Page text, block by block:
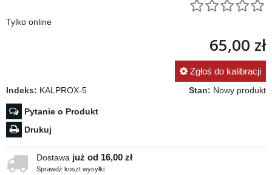
Tylko online
65,00 zł
Zgłoś do kalibracji
Indeks: KALPROX-5 Stan: Nowy produkt
Pytanie o Produkt
Drukuj
Dostawa już od 16,00 zł
Sprawdź koszt wysyłki